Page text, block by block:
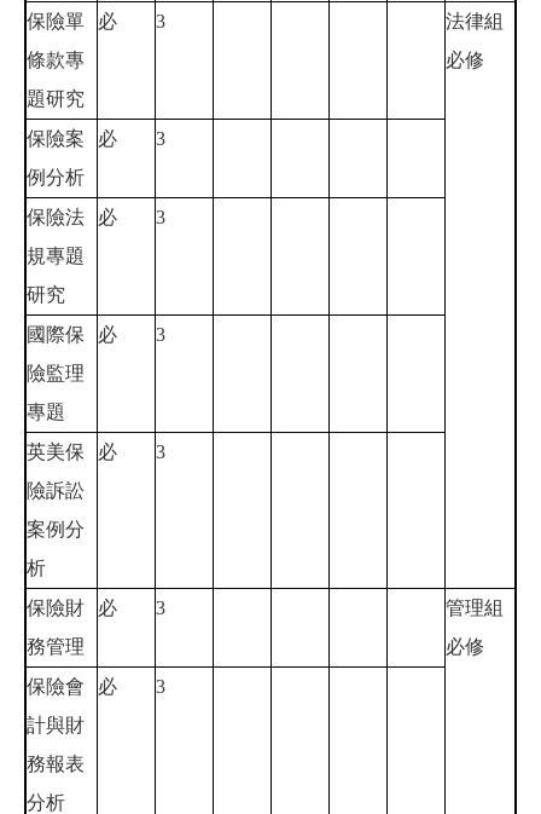
保險單
條款專
題研究
必 3
法律組
必修
保險案
例分析
必 3
保險法
規專題
研究
必 3
國際保
險監理
專題
必 3
英美保
險訴訟
案例分
析
必 3
保險財
務管理
必 3
管理組
必修
保險會
計與財
務報表
分析
必 3